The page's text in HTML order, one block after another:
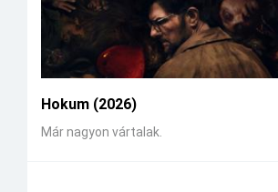
Hokum (2026)
Már nagyon vártalak.